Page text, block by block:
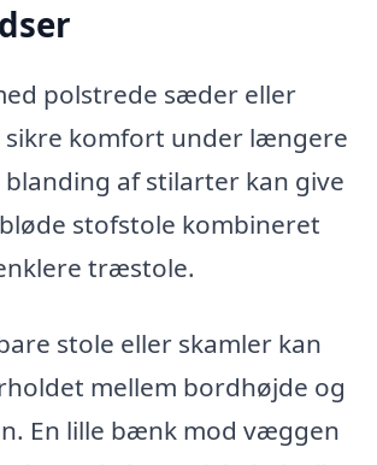
polstrede sæder eller
komfort under længere
blanding af stilarter kan give
stofstole kombineret
træstole.
stole eller skamler kan
mellem bordhøjde og
En lille bænk mod væggen